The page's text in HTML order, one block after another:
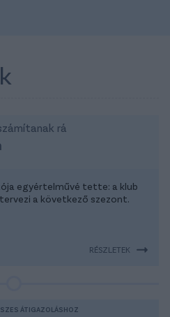
rá
egyértelművé tette: a klub
tervezi a következő szezont.
RÉSZLETEK
ÁTIGAZOLÁSHOZ